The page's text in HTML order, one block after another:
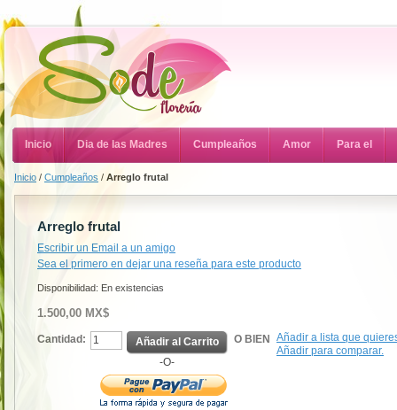
Inicio Dia de las Madres Cumpleaños Amor Para el
Inicio / Cumpleaños / Arreglo frutal
Arreglo frutal
Escribir un Email a un amigo
Sea el primero en dejar una reseña para este producto
Disponibilidad: En existencias
1.500,00 MX$
Cantidad:
Añadir al Carrito
-O-
O BIEN
Añadir a lista que
Añadir para comparar.